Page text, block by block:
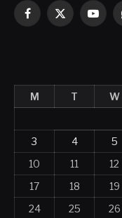
Facebook
X
(Twitter)
M
T W
3
4 5
10
11 12
17
18 19
24
25 26